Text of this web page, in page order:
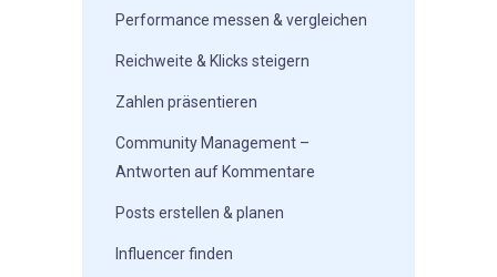
Performance messen & vergleichen
Reichweite & Klicks steigern
Zahlen präsentieren
Community Management –
Antworten auf Kommentare
Posts erstellen & planen
Influencer finden